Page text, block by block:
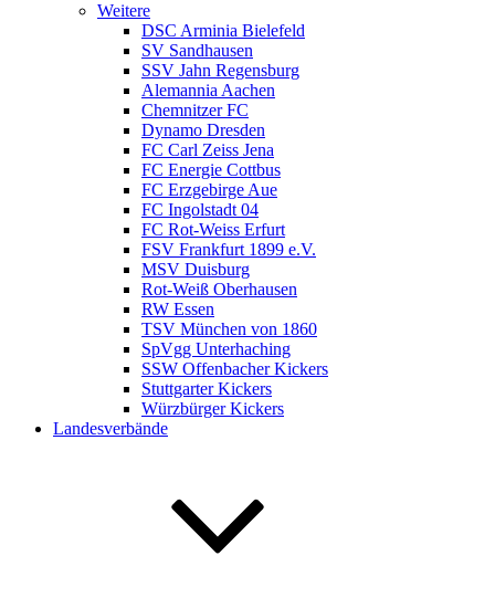
Weitere
DSC Arminia Bielefeld
SV Sandhausen
SSV Jahn Regensburg
Alemannia Aachen
Chemnitzer FC
Dynamo Dresden
FC Carl Zeiss Jena
FC Energie Cottbus
FC Erzgebirge Aue
FC Ingolstadt 04
FC Rot-Weiss Erfurt
FSV Frankfurt 1899 e.V.
MSV Duisburg
Rot-Weiß Oberhausen
RW Essen
TSV München von 1860
SpVgg Unterhaching
SSW Offenbacher Kickers
Stuttgarter Kickers
Würzbürger Kickers
Landesverbände